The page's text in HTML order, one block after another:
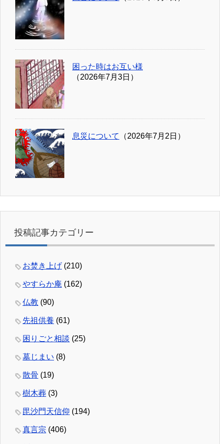
困った時はお互い様
（2026年7月3日）
息災について （2026年7月2日）
投稿記事カテゴリー
お焚き上げ (210)
やすらか庵 (162)
仏教 (90)
先祖供養 (61)
困りごと相談 (25)
墓じまい (8)
散骨 (19)
樹木葬 (3)
毘沙門天信仰 (194)
真言宗 (406)